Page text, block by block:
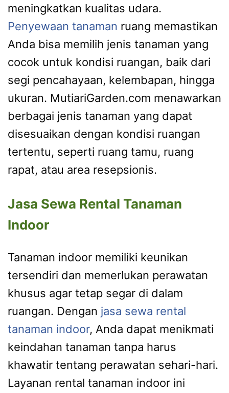
meningkatkan kualitas udara.
Penyewaan tanaman ruang memastikan
Anda bisa memilih jenis tanaman yang
cocok untuk kondisi ruangan, baik dari
segi pencahayaan, kelembapan, hingga
ukuran. MutiariGarden.com menawarkan
berbagai jenis tanaman yang dapat
disesuaikan dengan kondisi ruangan
tertentu, seperti ruang tamu, ruang
rapat, atau area resepsionis.
Jasa Sewa Rental Tanaman
Indoor
Tanaman indoor memiliki keunikan
tersendiri dan memerlukan perawatan
khusus agar tetap segar di dalam
ruangan. Dengan jasa sewa rental
tanaman indoor, Anda dapat menikmati
keindahan tanaman tanpa harus
khawatir tentang perawatan sehari-hari.
Layanan rental tanaman indoor ini